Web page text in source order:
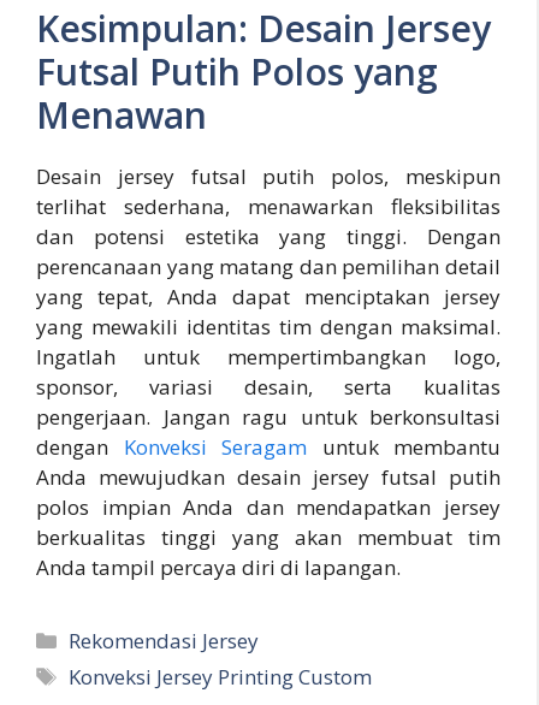
Kesimpulan: Desain Jersey
Futsal Putih Polos yang
Menawan
Desain jersey futsal putih polos, meskipun
terlihat sederhana, menawarkan fleksibilitas
dan potensi estetika yang tinggi. Dengan
perencanaan yang matang dan pemilihan detail
yang tepat, Anda dapat menciptakan jersey
yang mewakili identitas tim dengan maksimal.
Ingatlah untuk mempertimbangkan logo,
sponsor, variasi desain, serta kualitas
pengerjaan. Jangan ragu untuk berkonsultasi
dengan Konveksi Seragam untuk membantu
Anda mewujudkan desain jersey futsal putih
polos impian Anda dan mendapatkan jersey
berkualitas tinggi yang akan membuat tim
Anda tampil percaya diri di lapangan.
Kategori
Rekomendasi Jersey
Tag
Konveksi Jersey Printing Custom